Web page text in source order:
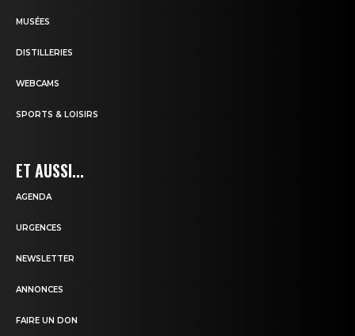
MUSÉES
DISTILLERIES
WEBCAMS
SPORTS & LOISIRS
ET AUSSI...
AGENDA
URGENCES
NEWSLETTER
ANNONCES
FAIRE UN DON